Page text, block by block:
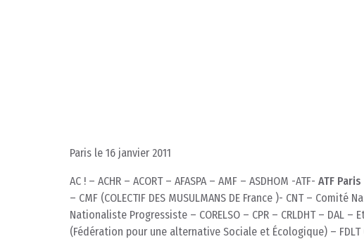
Paris le 16 janvier 2011
AC ! – ACHR – ACORT – AFASPA – AMF – ASDHOM -ATF- ATF Paris
– CMF (COLECTIF DES MUSULMANS DE France )- CNT –
Nationaliste Progressiste – CORELSO – CPR – CRLDHT – DAL
(Fédération pour une alternative Sociale et Écologique) –